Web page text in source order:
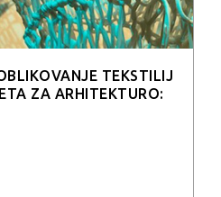
TEKSTILIJ
ZA ARHITEKTURO: